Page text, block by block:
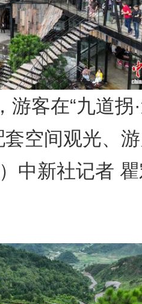
客在“九道拐
套空间观光、
中新社记者